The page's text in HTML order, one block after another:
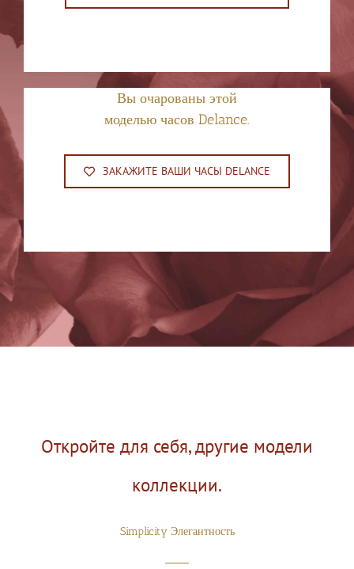
Вы очарованы этой
моделью часов Delance.
ЗАКАЖИТЕ ВАШИ ЧАСЫ DELANCE
Откройте для себя, другие модели
коллекции.
Simplicity Элегантность